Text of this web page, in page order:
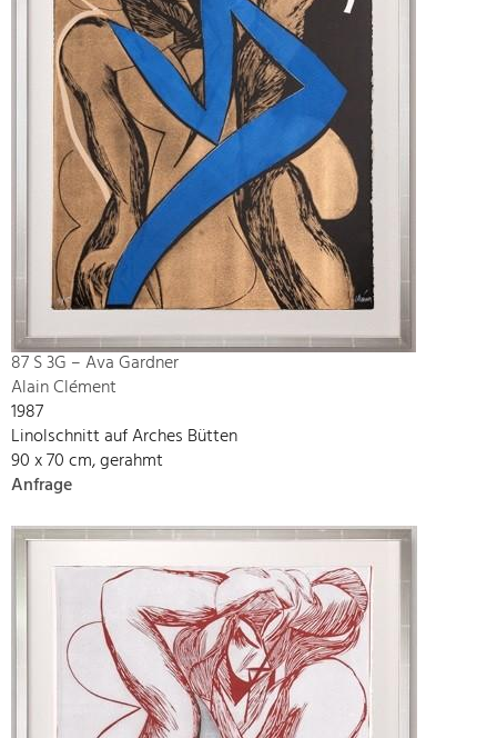
87 S 3G – Ava Gardner
Alain Clément
1987
Linolschnitt auf Arches Bütten
90 x 70 cm, gerahmt
Anfrage